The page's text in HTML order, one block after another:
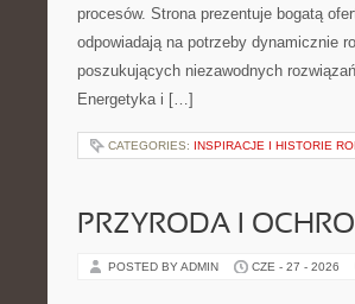
procesów. Strona prezentuje bogatą
odpowiadają na potrzeby dynamicznie
poszukujących niezawodnych
Energetyka i […]
CATEGORIES: INSPIRACJE I HISTORIE
PRZYRODA I
POSTED BY ADMIN CZE - 27 - 2026